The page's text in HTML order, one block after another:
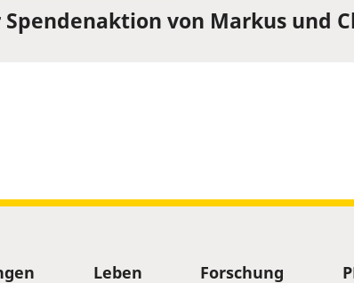
von Markus und
Leben Forschung